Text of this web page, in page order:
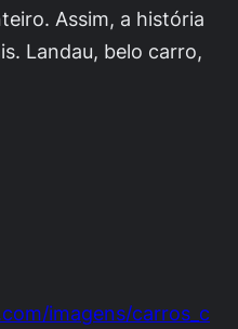
Assim, a história
Landau, belo carro,
imagens/carros_c